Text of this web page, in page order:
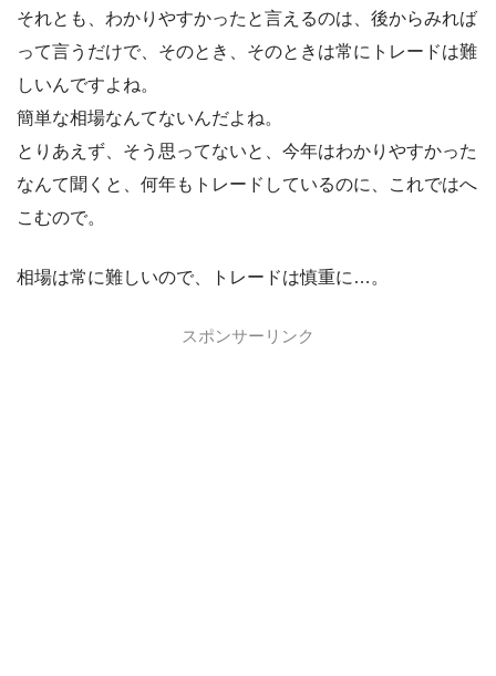
それとも、わかりやすかったと言えるのは、後からみれば
って言うだけで、そのとき、そのときは常にトレードは難
しいんですよね。
簡単な相場なんてないんだよね。
とりあえず、そう思ってないと、今年はわかりやすかった
なんて聞くと、何年もトレードしているのに、これではへ
こむので。
相場は常に難しいので、トレードは慎重に…。
スポンサーリンク